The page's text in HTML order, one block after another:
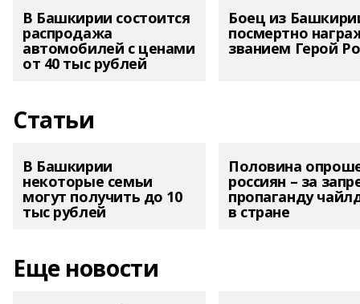
В Башкирии состоится
распродажа
автомобилей с ценами
от 40 тыс рублей
Боец из
посмертно
званием Герой
Статьи
В Башкирии
некоторые семьи
могут получить до 10
тыс рублей
Половина
россиян – за
пропаганду
в стране
Еще новости